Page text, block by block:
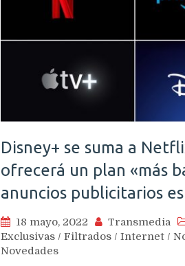
Disney+ se suma a
ofrecerá un plan «más
anuncios publicitarios
18 mayo, 2022 Transmedia
Exclusivas / Filtrados / Internet /
Novedades